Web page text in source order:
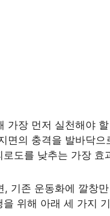
가장 먼저 실천해야
면의 충격을 발바닥
도를 낮추는 가장 효
기존 운동화에 깔창
위해 아래 세 가지